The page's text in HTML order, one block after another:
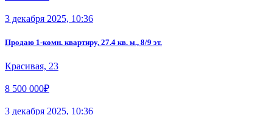
3 декабря 2025, 10:36
Продаю 1-комн. квартиру, 27.4 кв. м., 8/9 эт.
Красивая, 23
8 500 000₽
3 декабря 2025, 10:36